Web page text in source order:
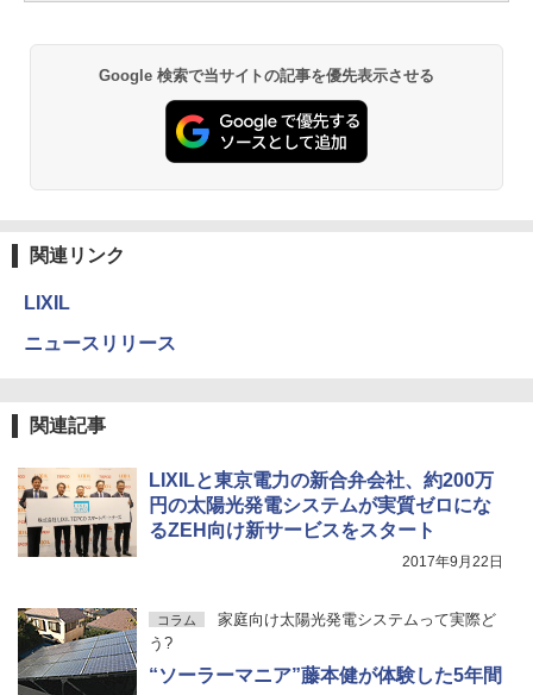
Google 検索で当サイトの記事を優先表示させる
関連リンク
LIXIL
ニュースリリース
関連記事
LIXILと東京電力の新合弁会社、約200万
円の太陽光発電システムが実質ゼロにな
るZEH向け新サービスをスタート
2017年9月22日
コラム
家庭向け太陽光発電システムって実際ど
う?
“ソーラーマニア”藤本健が体験した5年間